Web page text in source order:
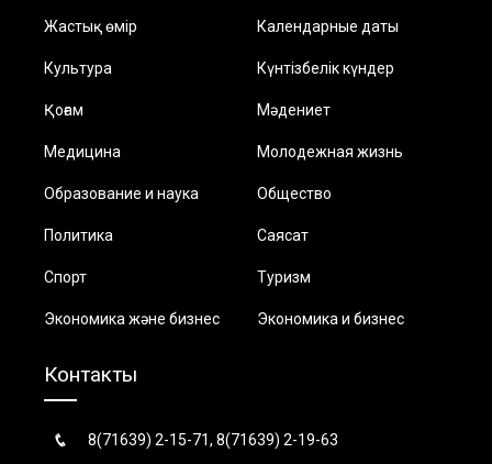
Жастық өмір Календарные даты
Культура Күнтізбелік күндер
Қоғам Мәдениет
Медицина Молодежная жизнь
Образование и наука Общество
Политика Саясат
Спорт Туризм
Экономика және бизнес Экономика и бизнес
Контакты
8(71639) 2-15-71, 8(71639) 2-19-63